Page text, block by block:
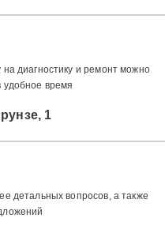
на диагностику и ремонт можно
удобное время
1
детальных вопросов, а также